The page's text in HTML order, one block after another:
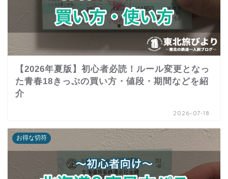
【2026年夏版】初心者必読！ルール変更となっ
た青春18きっぷの買い方・値段・期間などを紹
介
2026-07-18
お得な切符